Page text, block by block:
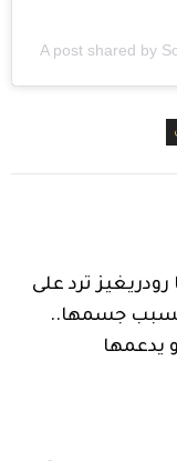
A post shared by
رودريغيز ترد على
بسبب جسمها..
يدعمها